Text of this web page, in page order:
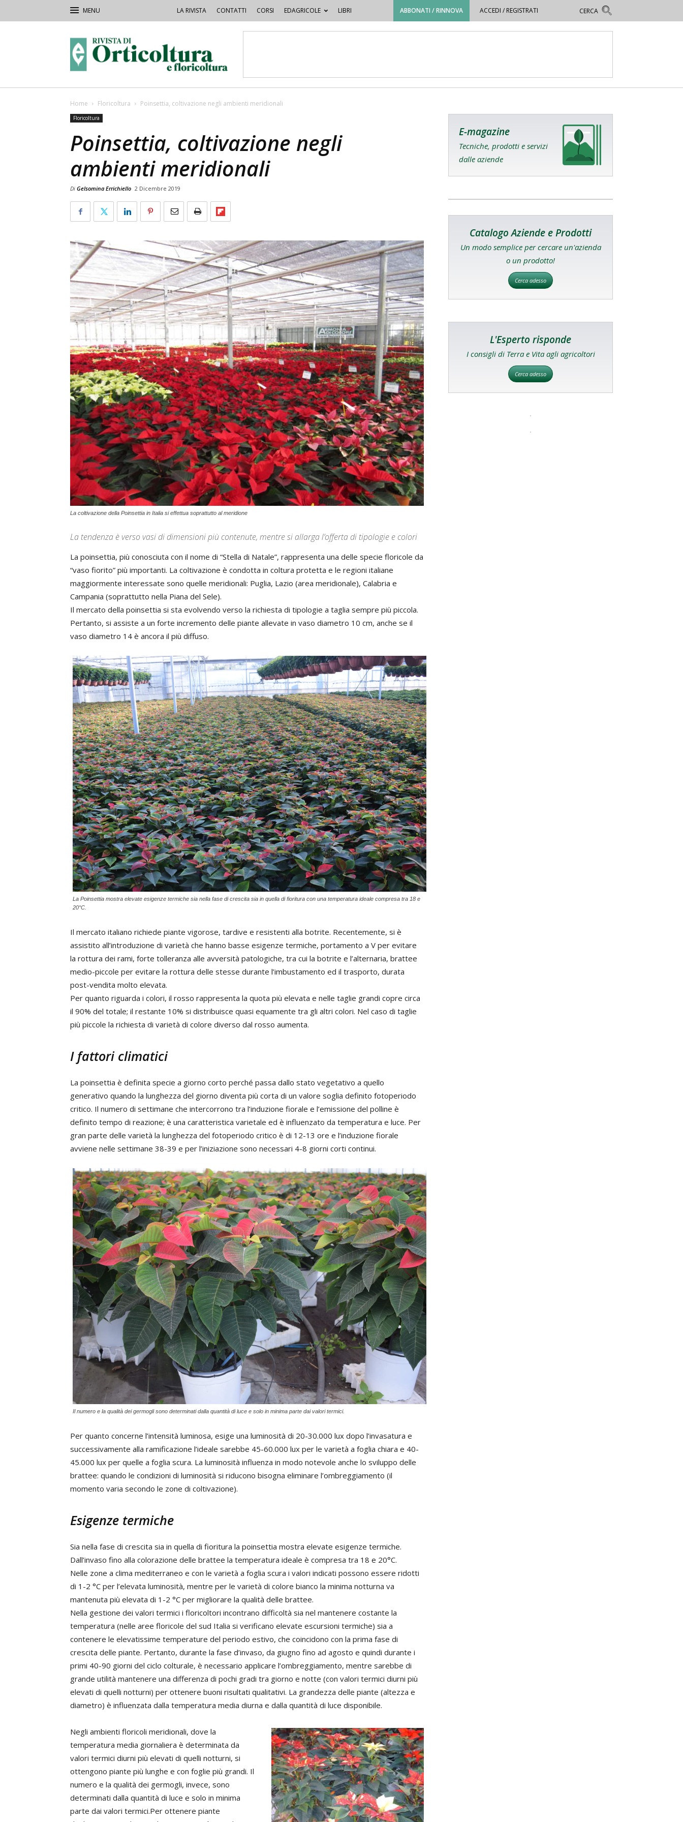
LA RIVISTA CONTATTI CORSI EDAGRICOLE LIBRI ABBONATI / RINNOVA ACCEDI / REGISTRATI
Orticoltura
Home Floricoltura Poinsettia, coltivazione negli ambienti meridionali
Floricoltura
Poinsettia, coltivazione negli
ambienti meridionali
Di Gelsomina Errichiello 2 Dicembre 2019
La coltivazione della Poinsettia in Italia si effettua soprattutto al meridione
La tendenza è verso vasi di dimensioni più contenute, mentre si allarga l’offerta di tipologie e colori
La poinsettia, più conosciuta con il nome di “Stella di Natale”, rappresenta una delle specie floricole da
“vaso fiorito” più importanti. La coltivazione è condotta in coltura protetta e le regioni italiane
maggiormente interessate sono quelle meridionali: Puglia, Lazio (area meridionale), Calabria e
Campania (soprattutto nella Piana del Sele).
Il mercato della poinsettia si sta evolvendo verso la richiesta di tipologie a taglia sempre più piccola.
Pertanto, si assiste a un forte incremento delle piante allevate in vaso diametro 10 cm, anche se il
vaso diametro 14 è ancora il più diffuso.
La Poinsettia mostra elevate esigenze termiche sia nella fase di crescita sia in quella di fioritura con una temperatura ideale compresa tra 18 e
20°C.
Il mercato italiano richiede piante vigorose, tardive e resistenti alla botrite. Recentemente, si è
assistito all’introduzione di varietà che hanno basse esigenze termiche, portamento a V per evitare
la rottura dei rami, forte tolleranza alle avversità patologiche, tra cui la botrite e l’alternaria, brattee
medio-piccole per evitare la rottura delle stesse durante l’imbustamento ed il trasporto, durata
post-vendita molto elevata.
Per quanto riguarda i colori, il rosso rappresenta la quota più elevata e nelle taglie grandi copre circa
il 90% del totale; il restante 10% si distribuisce quasi equamente tra gli altri colori. Nel caso di taglie
più piccole la richiesta di varietà di colore diverso dal rosso aumenta.
I fattori climatici
La poinsettia è definita specie a giorno corto perché passa dallo stato vegetativo a quello
generativo quando la lunghezza del giorno diventa più corta di un valore soglia definito fotoperiodo
critico. Il numero di settimane che intercorrono tra l’induzione fiorale e l’emissione del polline è
definito tempo di reazione; è una caratteristica varietale ed è influenzato da temperatura e luce. Per
gran parte delle varietà la lunghezza del fotoperiodo critico è di 12-13 ore e l’induzione fiorale
avviene nelle settimane 38-39 e per l’iniziazione sono necessari 4-8 giorni corti continui.
Il numero e la qualità dei germogli sono determinati dalla quantità di luce e solo in minima parte dai valori termici.
Per quanto concerne l’intensità luminosa, esige una luminosità di 20-30.000 lux dopo l’invasatura e
successivamente alla ramificazione l’ideale sarebbe 45-60.000 lux per le varietà a foglia chiara e 40-
45.000 lux per quelle a foglia scura. La luminosità influenza in modo notevole anche lo sviluppo delle
brattee: quando le condizioni di luminosità si riducono bisogna eliminare l’ombreggiamento (il
momento varia secondo le zone di coltivazione).
Esigenze termiche
Sia nella fase di crescita sia in quella di fioritura la poinsettia mostra elevate esigenze termiche.
Dall’invaso fino alla colorazione delle brattee la temperatura ideale è compresa tra 18 e 20°C.
Nelle zone a clima mediterraneo e con le varietà a foglia scura i valori indicati possono essere ridotti
di 1-2 °C per l’elevata luminosità, mentre per le varietà di colore bianco la minima notturna va
mantenuta più elevata di 1-2 °C per migliorare la qualità delle brattee.
Nella gestione dei valori termici i floricoltori incontrano difficoltà sia nel mantenere costante la
temperatura (nelle aree floricole del sud Italia si verificano elevate escursioni termiche) sia a
contenere le elevatissime temperature del periodo estivo, che coincidono con la prima fase di
crescita delle piante. Pertanto, durante la fase d’invaso, da giugno fino ad agosto e quindi durante i
primi 40-90 giorni del ciclo colturale, è necessario applicare l’ombreggiamento, mentre sarebbe di
grande utilità mantenere una differenza di pochi gradi tra giorno e notte (con valori termici diurni più
elevati di quelli notturni) per ottenere buoni risultati qualitativi. La grandezza delle piante (altezza e
diametro) è influenzata dalla temperatura media diurna e dalla quantità di luce disponibile.
Negli ambienti floricoli meridionali, dove la
temperatura media giornaliera è determinata da
valori termici diurni più elevati di quelli notturni, si
ottengono piante più lunghe e con foglie più grandi. Il
numero e la qualità dei germogli, invece, sono
determinati dalla quantità di luce e solo in minima
parte dai valori termici.Per ottenere piante
E-magazine
Tecniche, prodotti e servizi
dalle aziende
Catalogo Aziende e Prodotti
Un modo semplice per cercare un'azienda
o un prodotto!
Cerca adesso
L'Esperto risponde
I consigli di Terra e Vita agli agricoltori
Cerca adesso